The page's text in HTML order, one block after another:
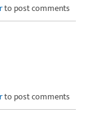
to post comments
to post comments